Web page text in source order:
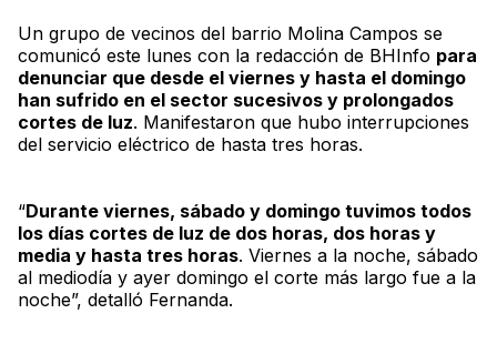
Un grupo de vecinos del barrio Molina Campos se
comunicó este lunes con la redacción de BHInfo para
denunciar que desde el viernes y hasta el domingo
han sufrido en el sector sucesivos y prolongados
cortes de luz. Manifestaron que hubo interrupciones
del servicio eléctrico de hasta tres horas.
“Durante viernes, sábado y domingo tuvimos todos
los días cortes de luz de dos horas, dos horas y
media y hasta tres horas. Viernes a la noche, sábado
al mediodía y ayer domingo el corte más largo fue a la
noche”, detalló Fernanda.